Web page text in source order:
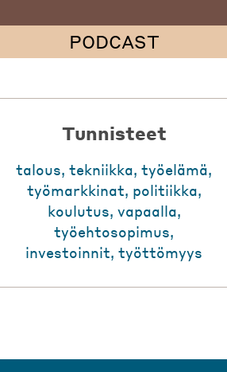
PODCAST
Tunnisteet
talous,tekniikka,työelämä,
työmarkkinat, politiikka,
koulutus, vapaalla,
työehtosopimus,
investoinnit,työttömyys